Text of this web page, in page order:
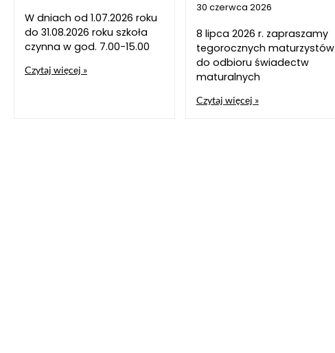
W dniach od 1.07.2026 roku
do 31.08.2026 roku szkoła
czynna w god. 7.00-15.00
Czytaj więcej »
30 czerwca 2026
8 lipca 2026 r. zapraszamy
tegorocznych maturzystów
do odbioru świadectw
maturalnych
Czytaj więcej »